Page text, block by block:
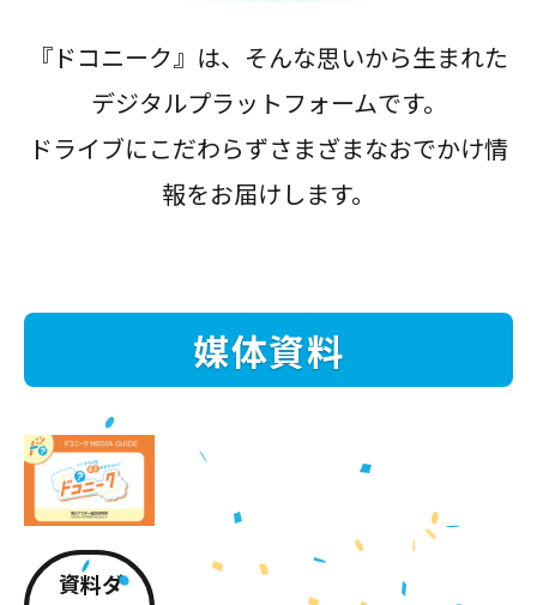
『ドコニーク』は、そんな思いから生まれた
デジタルプラットフォームです。
ドライブにこだわらずさまざまなおでかけ情
報をお届けします。
媒体資料
資料ダ